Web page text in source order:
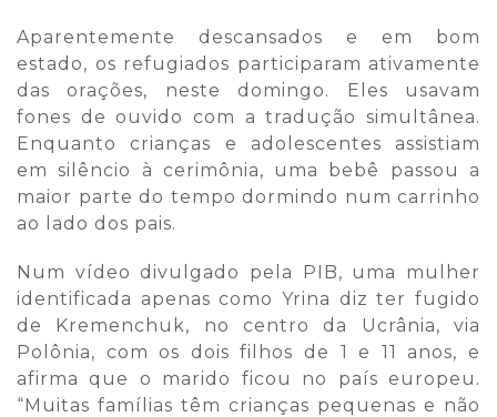
Aparentemente descansados e em bom
estado, os refugiados participaram ativamente
das orações, neste domingo. Eles usavam
fones de ouvido com a tradução simultânea.
Enquanto crianças e adolescentes assistiam
em silêncio à cerimônia, uma bebê passou a
maior parte do tempo dormindo num carrinho
ao lado dos pais.
Num vídeo divulgado pela PIB, uma mulher
identificada apenas como Yrina diz ter fugido
de Kremenchuk, no centro da Ucrânia, via
Polônia, com os dois filhos de 1 e 11 anos, e
afirma que o marido ficou no país europeu.
“Muitas famílias têm crianças pequenas e não